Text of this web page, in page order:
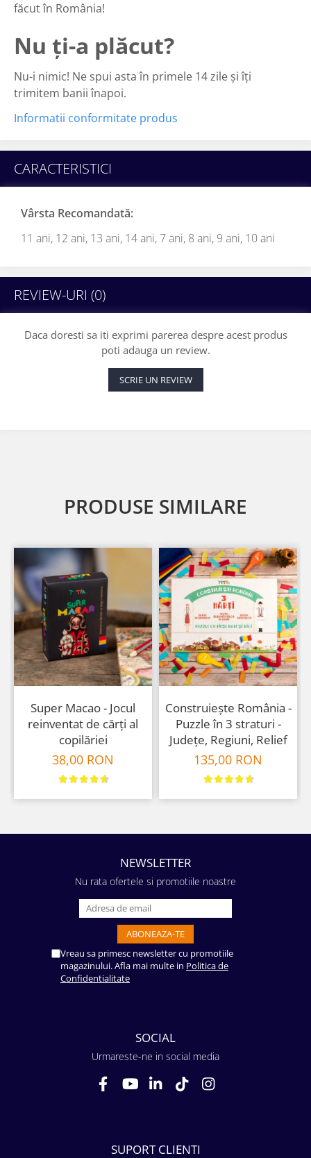
făcut în România!
Nu ți-a plăcut?
Nu-i nimic! Ne spui asta în primele 14 zile și îți
trimitem banii înapoi.
Informatii conformitate produs
CARACTERISTICI
Vârsta Recomandată:
11 ani, 12 ani, 13 ani, 14 ani, 7 ani, 8 ani, 9 ani, 10 ani
REVIEW-URI (0)
Daca doresti sa iti exprimi parerea despre acest produs
poti adauga un review.
SCRIE UN REVIEW
PRODUSE SIMILARE
Super Macao - Jocul
reinventat de cărți al
copilăriei
38,00 RON
Construiește România -
Puzzle în 3 straturi -
Județe, Regiuni, Relief
135,00 RON
NEWSLETTER
Nu rata ofertele si promotiile noastre
Vreau sa primesc newsletter cu promotiile
magazinului. Afla mai multe in Politica de
Confidentialitate
SOCIAL
Urmareste-ne in social media
SUPORT CLIENTI